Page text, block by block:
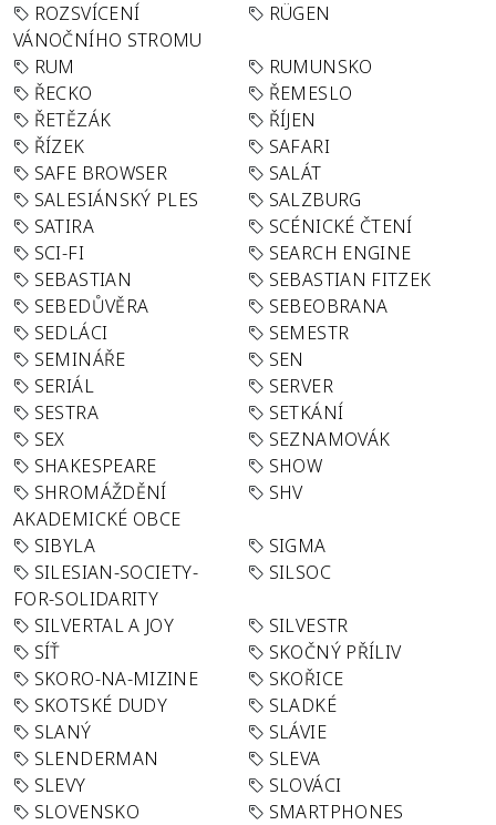
ROZSVÍCENÍ
VÁNOČNÍHO STROMU
RÜGEN
RUM
RUMUNSKO
ŘECKO
ŘEMESLO
ŘETĚZÁK
ŘÍJEN
ŘÍZEK
SAFARI
SAFE BROWSER
SALÁT
SALESIÁNSKÝ PLES
SALZBURG
SATIRA
SCÉNICKÉ ČTENÍ
SCI-FI
SEARCH ENGINE
SEBASTIAN
SEBASTIAN FITZEK
SEBEDŮVĚRA
SEBEOBRANA
SEDLÁCI
SEMESTR
SEMINÁŘE
SEN
SERIÁL
SERVER
SESTRA
SETKÁNÍ
SEX
SEZNAMOVÁK
SHAKESPEARE
SHOW
SHROMÁŽDĚNÍ
AKADEMICKÉ OBCE
SHV
SIBYLA
SIGMA
SILESIAN-SOCIETY-
FOR-SOLIDARITY
SILSOC
SILVERTAL A JOY
SILVESTR
SÍŤ
SKOČNÝ PŘÍLIV
SKORO-NA-MIZINE
SKOŘICE
SKOTSKÉ DUDY
SLADKÉ
SLANÝ
SLÁVIE
SLENDERMAN
SLEVA
SLEVY
SLOVÁCI
SLOVENSKO
SMARTPHONES